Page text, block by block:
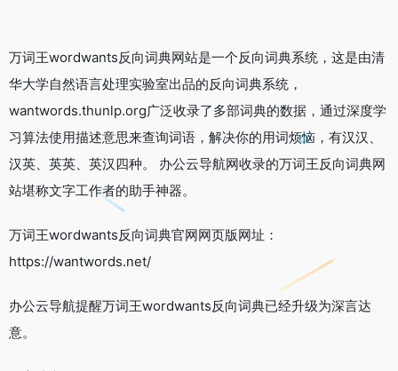
万词王wordwants反向词典网站是一个反向词典系统，这是由清
华大学自然语言处理实验室出品的反向词典系统，
wantwords.thunlp.org广泛收录了多部词典的数据，通过深度学
习算法使用描述意思来查询词语，解决你的用词烦恼，有汉汉、
汉英、英英、英汉四种。 办公云导航网收录的万词王反向词典网
站堪称文字工作者的助手神器。
万词王wordwants反向词典官网网页版网址：
https://wantwords.net/
办公云导航提醒万词王wordwants反向词典已经升级为深言达
意。